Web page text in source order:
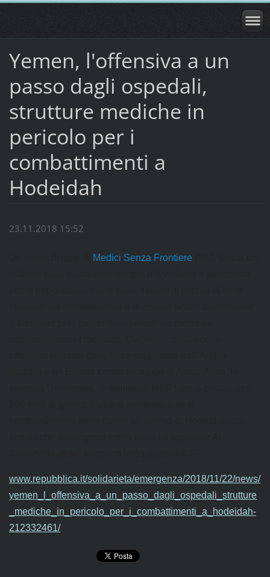
Yemen, l'offensiva a un
passo dagli ospedali,
strutture mediche in
pericolo per i
combattimenti a
Hodeidah
23.11.2018 15:52
Medici Senza Frontiere(Msf) lancia un
www.repubblica.it/solidarieta/emergenza/2018/11/22/news/
yemen_l_offensiva_a_un_passo_dagli_ospedali_strutture
_mediche_in_pericolo_per_i_combattimenti_a_hodeidah-
212332461/